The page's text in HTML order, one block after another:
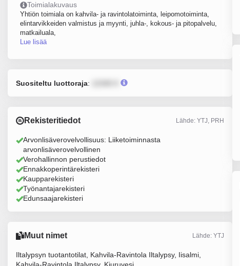
Toimialakuvaus
Yhtiön toimiala on kahvila- ja ravintolatoiminta, leipomotoiminta,
elintarvikkeiden valmistus ja myynti, juhla-, kokous- ja pitopalvelu,
matkailuala,
Lue lisää
Suositeltu luottoraja:
Rekisteritiedot Lähde: YTJ, PRH
Arvonlisäverovelvollisuus: Liiketoiminnasta
arvonlisäverovelvollinen
Verohallinnon perustiedot
Ennakkoperintärekisteri
Kaupparekisteri
Työnantajarekisteri
Edunsaajarekisteri
Muut nimet Lähde: YTJ
Iltalypsyn tuotantotilat, Kahvila-Ravintola Iltalypsy, Iisalmi,